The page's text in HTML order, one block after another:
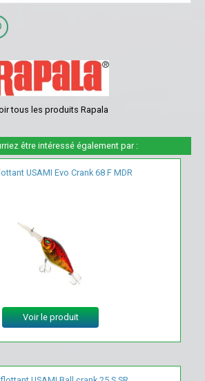
tous les produits Rapala
être intéressé également par :
USAMI Evo Crank 68 F MDR
Voir le produit